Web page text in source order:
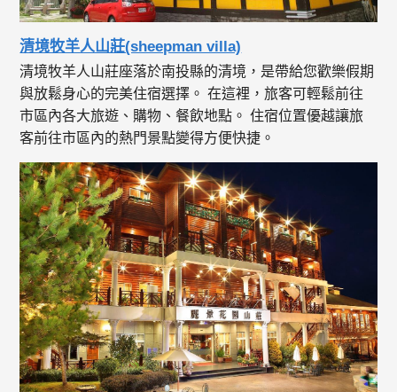
清境牧羊人山莊(sheepman villa)
清境牧羊人山莊座落於南投縣的清境，是帶給您歡樂假期
與放鬆身心的完美住宿選擇。 在這裡，旅客可輕鬆前往
市區內各大旅遊、購物、餐飲地點。 住宿位置優越讓旅
客前往市區內的熱門景點變得方便快捷。